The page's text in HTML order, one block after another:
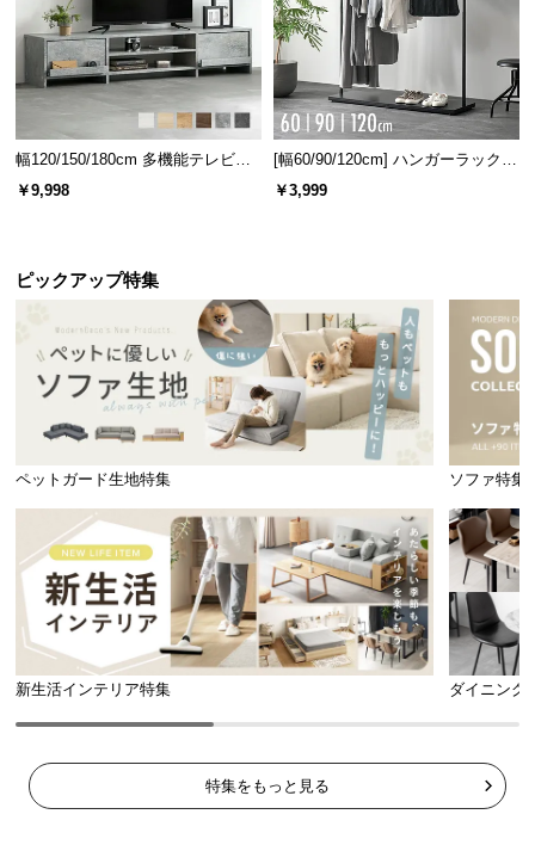
約10㎝ 約22㎝
充実のアフターサービス
商品のお届けから、ご購入後のアフターサービスま
で、トータルでご満足頂けるように努めています。
幅120/150/180cm 多機能テレビボ
ード 木目/石目調 オープン収納・
引き出し収納付き
￥9,998
[幅60/90/120cm] ハンガーラック
スチール 4段階高さ調節 サイドフ
ック オープンラック シンプル
￥3,999
ピックアップ特集
ペットガード生地特集 ソファ特集
新生活インテリア特集 ダイニング
特集をもっと見る